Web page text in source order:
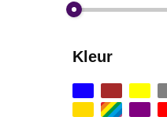
Kleur